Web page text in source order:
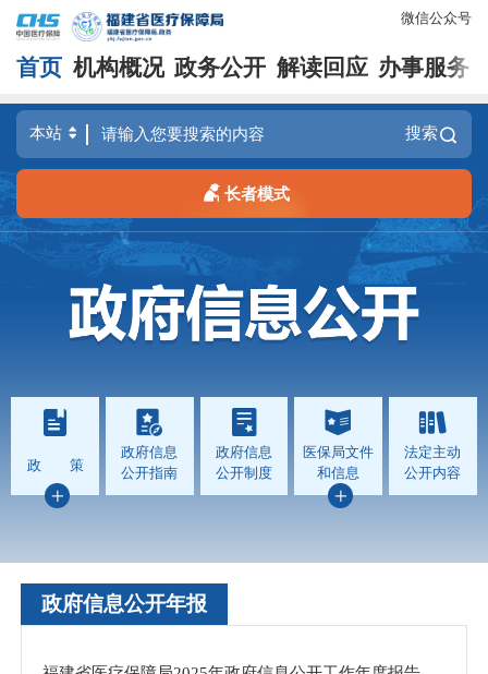
微信公众号
首页 机构概况 政务公开 解读回应 办事服务
搜索
长者模式
政 策
政府信息
公开指南
政府信息
公开制度
医保局文件
和信息
法定主动
公开内容
政府信息公开年报